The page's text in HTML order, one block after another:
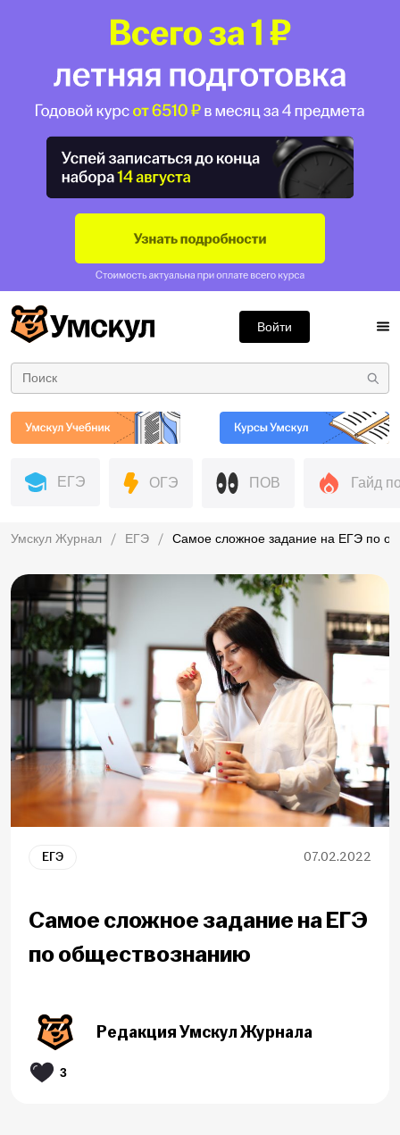
Войти
ЕГЭ ОГЭ ПОВ Гайд
Умскул Журнал ЕГЭ Самое сложное задание на ЕГЭ по
ЕГЭ 07.02.2022
Самое сложное задание на ЕГЭ
по обществознанию
Редакция Умскул Журнала
3